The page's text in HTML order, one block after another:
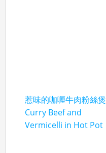
惹味的咖喱牛肉粉絲煲
Curry Beef and
Vermicelli in Hot Pot